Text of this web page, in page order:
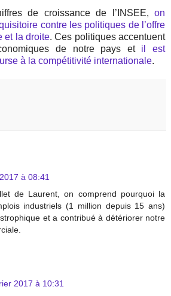
de croissance de l’INSEE, on
contre les politiques de l’offre
et la droite. Ces politiques accentuent
de notre pays et il est
à la compétitivité internationale.
à 08:41
de Laurent, on comprend pourquoi la
industriels (1 million depuis 15 ans)
et a contribué à détériorer notre
2017 à 10:31